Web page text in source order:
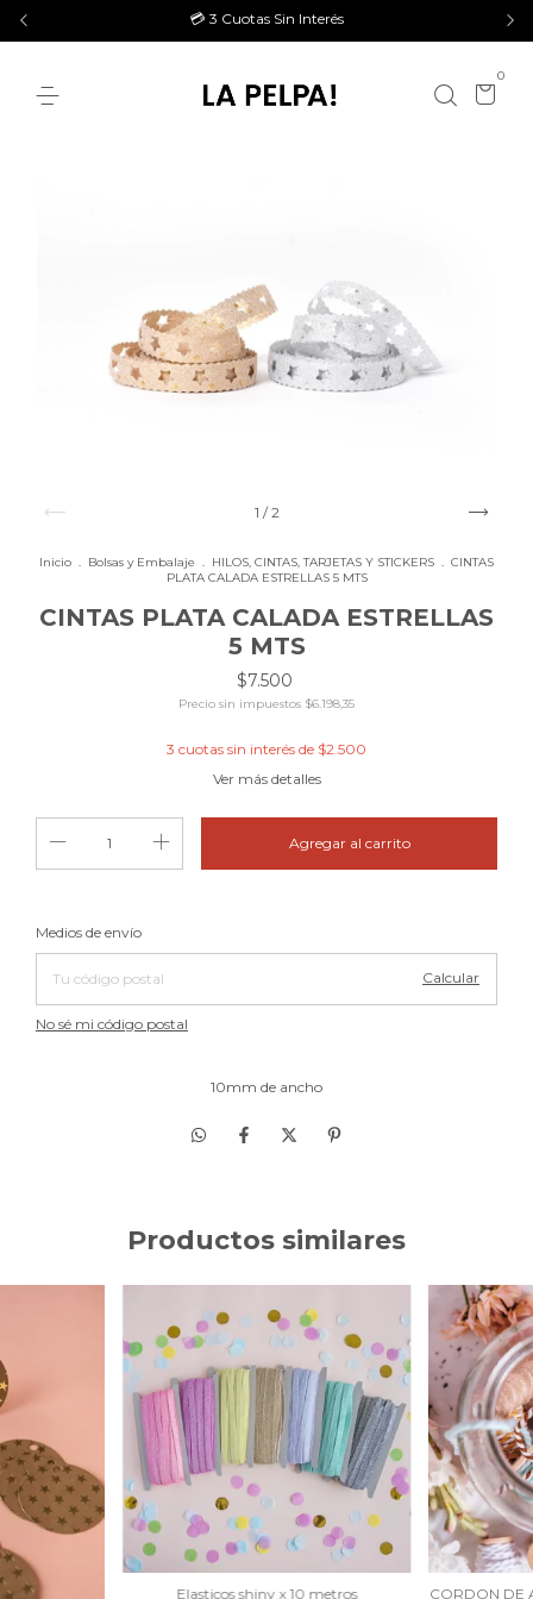
💳 3 Cuotas Sin Interés
0
1 /2
Inicio . Bolsas y Embalaje . HILOS, CINTAS, TARJETAS Y STICKERS . CINTAS
PLATA CALADA ESTRELLAS 5 MTS
CINTAS PLATA CALADA ESTRELLAS
5 MTS
$7.500
Precio sin impuestos $6.198,35
3 cuotas sin interés de $2.500
Ver más detalles
Entregas para el CP:
Medios de envío
Calcular
No sé mi código postal
10mm de ancho
Productos similares
Elasticos shiny x 10 metros
CORDON DE